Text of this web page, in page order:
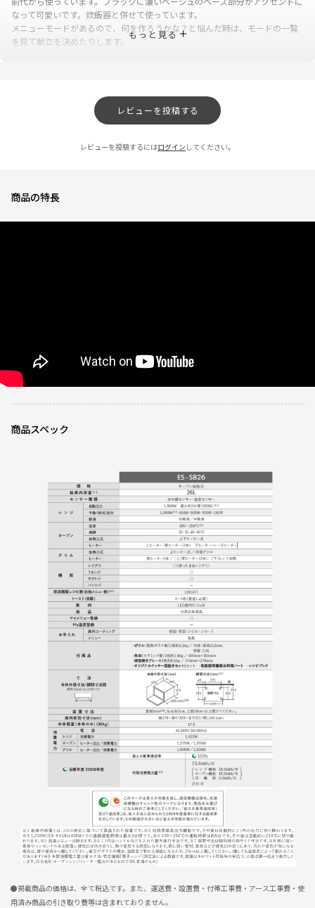
なって可愛いです。炊飯器と併せて使っています。
メニューモードがあるので、何を作ろうかな？と悩んだ時は、モードの一覧
を見て献立を決めたりします。
簡単に煮物も出来そうで楽しみ。
ニックネーム：みっき さん
0人が参考になっ
もっと見る
レビュー一覧
レビューを投稿する
レビューを投稿するにはログイン してください。
商品の特長
商品スペック
●掲載商品の価格は、全て税込です。また、運送費・設置費・付帯工事費・アース工事費・使
用済み商品の引き取り費等は含まれておりません。